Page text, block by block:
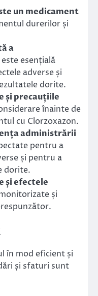
un medicament
durerilor și
a
este esențială
adverse și
dorite.
și precauțiile
înainte de
cu Clorzoxazon.
administrării
pentru a
și pentru a
dorite.
și efectele
și
în mod eficient și
și sfaturi sunt